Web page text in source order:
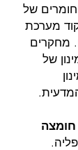
של
מערכת
מחקרים
של
חומצה